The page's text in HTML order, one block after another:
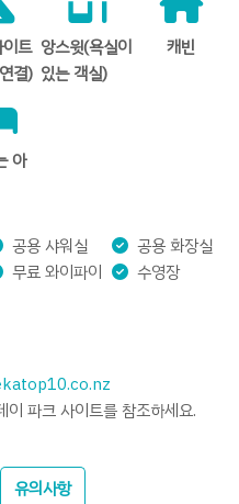
트
결)
앙스윗(욕실이
있는 객실)
캐빈
아
공용 샤워실
공용 화장실
무료 와이파이
수영장
이 파크 사이트를 참조하세요.
유의사항